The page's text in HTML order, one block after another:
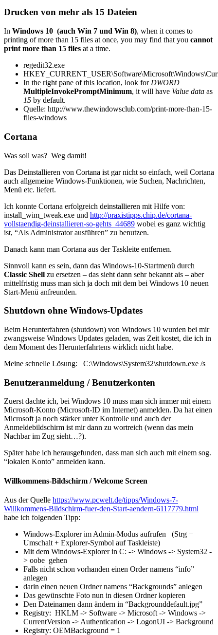
Drucken von mehr als 15 Dateien
In Windows 10 (auch Win 7 und Win 8), when it comes to
printing of more than 15 files at once, you may find that you cannot
print more than 15 files at a time.
regedit32.exe
In the right pane of this location, look for DWORD
MultipleInvokePromptMinimum, it will have Value data as
15 by default.
Quelle: http://www.thewindowsclub.com/print-more-than-15-
files-windows
Cortana
Was soll was? Weg damit!
Das Deinstallieren von Cortana ist gar nicht so einfach, weil Cortana
auch allgemeine Windows-Funktionen, wie Suchen, Nachrichten,
Menü etc. liefert.
Ich konnte Cortana erfolgreich deinstallieren mit Hilfe von:
install_wim_tweak.exe und http://praxistipps.chip.de/cortana-
vollstaendig-deinstallieren-so-gehts_44689 wobei es ganz wichtig
ist, “Als Administrator ausführen” zu benutzen.
Danach kann man Cortana aus der Taskleite entfernen.
Sinnvoll kann es sein, dann das Windows-10-Startmenü durch
Classic Shell zu ersetzen – das sieht dann sehr bekannt ais – aber
mittelfristig muss man sich ja doch mit dem bei Windows 10 neuen
Start-Menü anfreunden.
Shutdown ohne Windows-Updates
Beim Herunterfahren (shutdown) von Windows 10 wurden bei mir
zwangsweise Windows Updates geladen, was Zeit kostet, die ich in
dem Moment des Herunterfahrtens wirklich nicht habe.
Meine schnelle Lösung: C:\Windows\System32\shutdown.exe /s
Benutzeranmeldung / Benutzerkonten
Zuerst dachte ich, bei Windows 10 muss man sich immer mit einem
Microsoft-Konto (Microsoft-ID im Internet) anmelden. Da hat einen
Microsoft ja noch stärker unter Kontrolle und auch der
Anmeldebildschirm ist mir dann zu wortreich (wenn das mein
Nachbar im Zug sieht…?).
Später habe ich herausgefunden, dass man sich auch mit einem sog.
“lokalen Konto” anmelden kann.
Willkommens-Bildschirm / Welcome Screen
Aus der Quelle https://www.pcwelt.de/tipps/Windows-7-
Willkommens-Bildschirm-fuer-den-Start-aendern-6117779.html
habe ich folgenden Tipp:
Windows-Explorer im Admin-Modus aufrufen (Strg +
Umschalt + Explorer-Symbol auf Taskleiste)
Mit dem Windows-Explorer in C: -> Windows -> System32 -
> oobe gehen
Falls nicht schon vorhanden einen Order namens “info”
anlegen
darin einen neuen Ordner namens “Backgrounds” anlegen
Das gewünschte Foto nun in diesen Ordner kopieren
Den Dateinamen dann ändern in “Backgrounddefault.jpg”
Registry: HKLM -> Software -> Microsoft -> Windows ->
CurrentVersion -> Authentication -> LogonUI -> Background
Registry: OEMBackground = 1